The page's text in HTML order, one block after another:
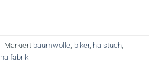
Markiert baumwolle biker, halstuch